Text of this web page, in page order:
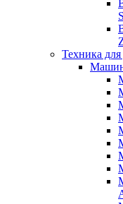
Техника